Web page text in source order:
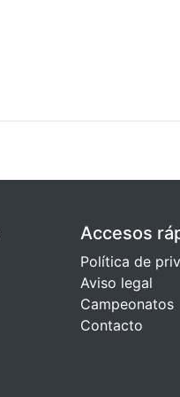
Accesos
Política de
Aviso legal
Campeonatos
Contacto